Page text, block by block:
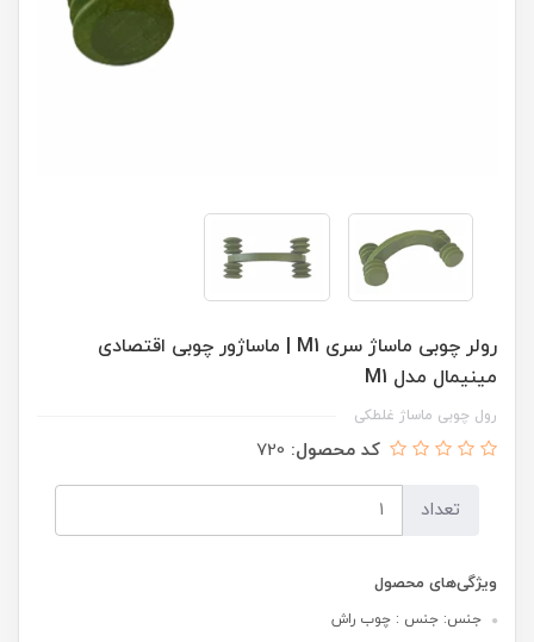
رولر چوبی ماساژ سری M1 | ماساژور چوبی اقتصادی
مینیمال مدل M1
رول چوبی ماساژ غلطکی
کد محصول: 720
تعداد
ویژگی‌های محصول
جنس: جنس : چوب راش